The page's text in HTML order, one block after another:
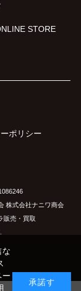
STORE
ポリシー
株式会社ナニワ商会
販売・買取
承諾す